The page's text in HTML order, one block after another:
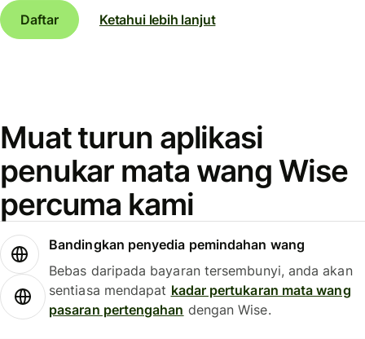
Daftar
Ketahui lebih lanjut
Muat turun aplikasi
penukar mata wang Wise
percuma kami
Bandingkan penyedia pemindahan wang
Bebas daripada bayaran tersembunyi, anda akan
sentiasa mendapat kadar pertukaran mata wang
pasaran pertengahan dengan Wise.